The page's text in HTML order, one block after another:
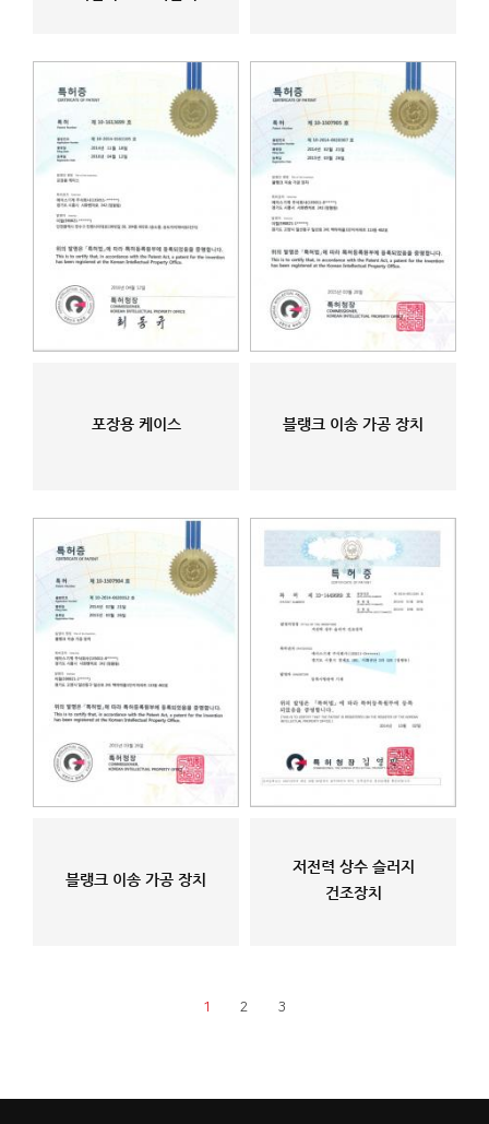
포장용 케이스 블랭크 이송 가공 장치
블랭크 이송 가공 장치
저전력 상수 슬러지
건조장치
1 2 3